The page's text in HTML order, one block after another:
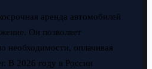
аренда автомобилей
Он позволяет
необходимости, оплачивая
В 2026 году в России